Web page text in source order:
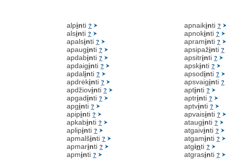
alpinti ?
alsinti ?
apalsinti ?
apauginti ?
apdabinti ?
apdaiginti ?
apdalinti ?
apdrėkinti ?
apdžiovinti ?
apgadinti ?
apginti ?
apipinti ?
apkabinti ?
aplipinti ?
apmalšinti ?
apmarinti ?
apminti ?
apnaikinti ?
apnokinti ?
apraminti ?
apsipažinti ?
apsitrinti ?
apskinti ?
apsodinti ?
apsvaiginti ?
aptinti ?
aptrinti ?
aptvinti ?
apvaisinti ?
atauginti ?
atgaivinti ?
atgaminti ?
atginti ?
atgrasinti ?